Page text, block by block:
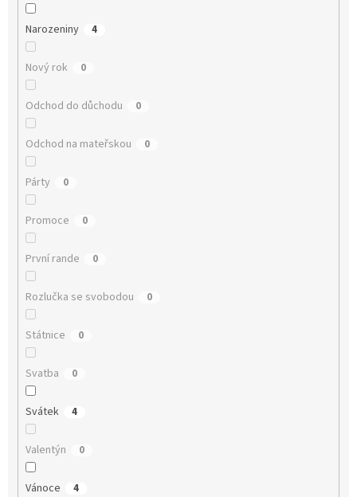
Narozeniny 4
Nový rok 0
Odchod do důchodu 0
Odchod na mateřskou 0
Párty 0
Promoce 0
První rande 0
Rozlučka se svobodou 0
Státnice 0
Svatba 0
Svátek 4
Valentýn 0
Vánoce 4